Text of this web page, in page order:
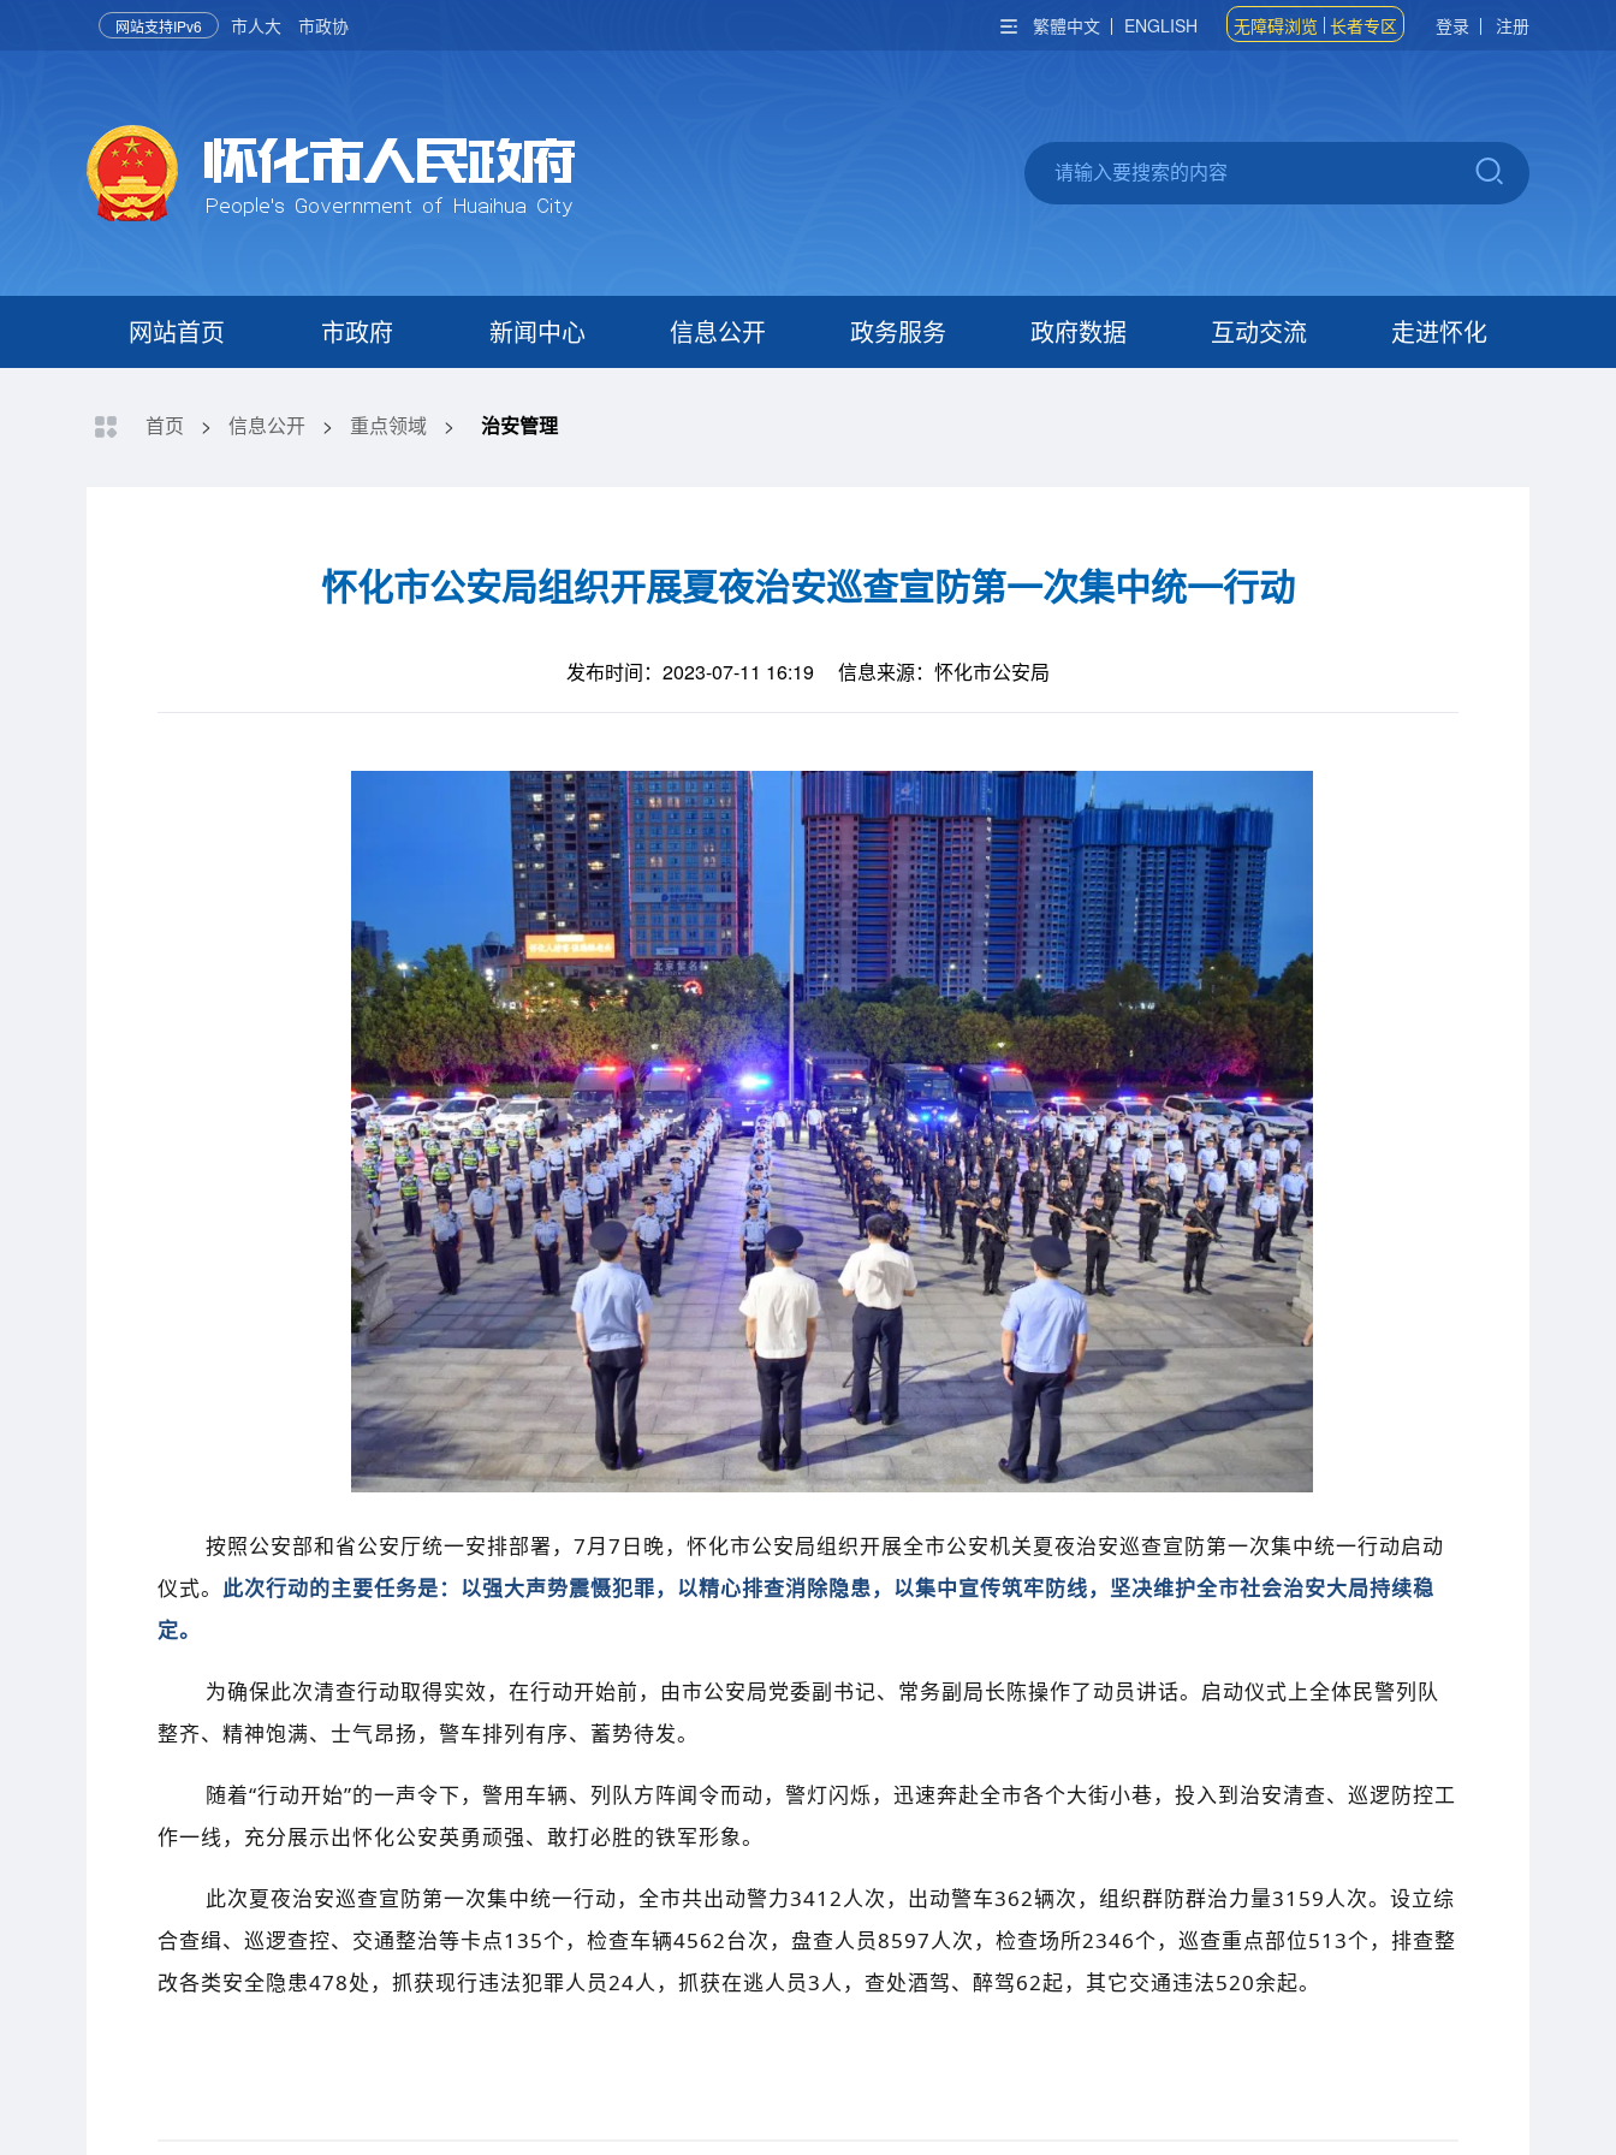
网站支持IPv6 市人大 市政协 繁體中文 ENGLISH 无障碍浏览 长者专区 登录 注册
网站首页 市政府 新闻中心 信息公开 政务服务 政府数据 互动交流 走进怀化
首页 > 信息公开 > 重点领域 > 治安管理
怀化市公安局组织开展夏夜治安巡查宣防第一次集中统一行动
发布时间：2023-07-11 16:19 信息来源：怀化市公安局
按照公安部和省公安厅统一安排部署，7月7日晚，怀化市公安局组织开展全市公安机关夏夜治安巡查宣防第一次集中统一行动启动
仪式。 此次行动的主要任务是：以强大声势震慑犯罪，以精心排查消除隐患，以集中宣传筑牢防线，坚决维护全市社会治安大局持续稳
定。
为确保此次清查行动取得实效，在行动开始前，由市公安局党委副书记、常务副局长陈操作了动员讲话。 启动仪式上全体民警列队
整齐、精神饱满、士气昂扬，警车排列有序、蓄势待发。
随着“行动开始”的一声令下，警用车辆、列队方阵闻令而动，警灯闪烁，迅速奔赴全市各个大街小巷，投入到治安清查、巡逻防控工
作一线，充分展示出怀化公安英勇顽强、敢打必胜的铁军形象。
此次夏夜治安巡查宣防第一次集中统一行动，全市共出动警力3412人次，出动警车362辆次，组织群防群治力量3159人次。设立综
合查缉、巡逻查控、交通整治等卡点135个，检查车辆4562台次，盘查人员8597人次，检查场所2346个，巡查重点部位513个，排查整
改各类安全隐患478处，抓获现行违法犯罪人员24人，抓获在逃人员3人，查处酒驾、醉驾62起，其它交通违法520余起。